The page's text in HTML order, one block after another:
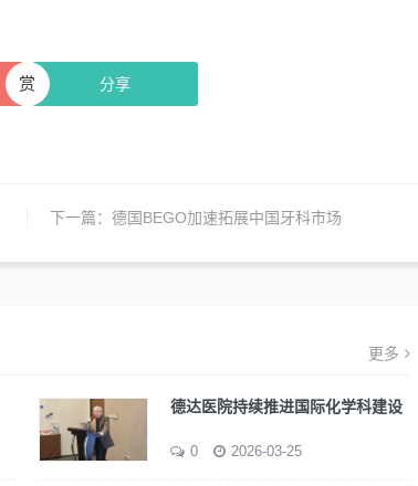
分享
赏
下一篇： 德国BEGO加速拓展中国牙科市场
更多
德达医院持续推进国际化学科建设
0 2026-03-25